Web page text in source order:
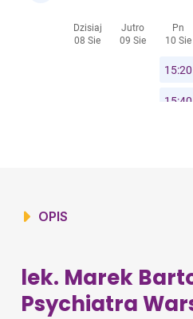
OPIS
lek. Marek
Psychiatra